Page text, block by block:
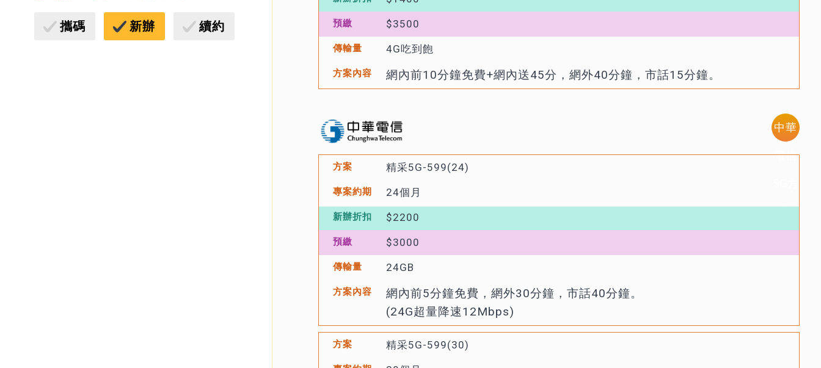
攜碼 新辦 續約 $3500
4G吃到飽
網內前10分鐘免費+網內送45分，網外40分鐘，市話15分鐘。
中華
電信
精采5G-599(24)
24個月
$2200
$3000
24GB
網內前5分鐘免費，網外30分鐘，市話40分鐘。
(24G超量降速12Mbps)
精采5G-599(30)